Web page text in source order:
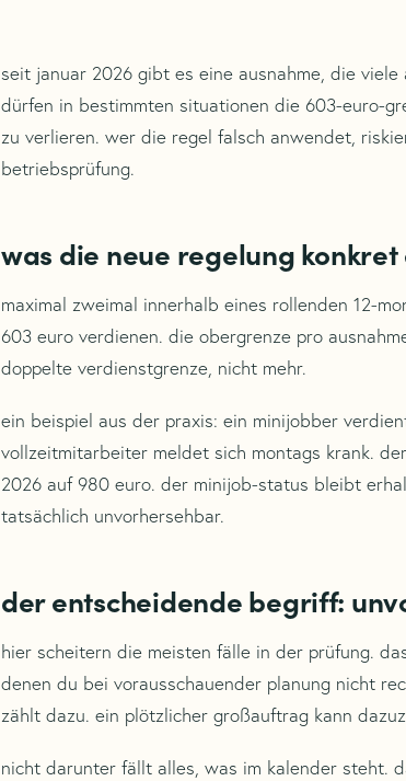
seit januar 2026 gibt es eine ausnahme, die
dürfen in bestimmten situationen die 603-euro-
zu verlieren. wer die regel falsch anwendet,
betriebsprüfung.
was die neue regelung
maximal zweimal innerhalb eines rollenden 12-
603 euro verdienen. die obergrenze pro
doppelte verdienstgrenze, nicht mehr.
ein beispiel aus der praxis: ein minijobber
vollzeitmitarbeiter meldet sich montags krank.
2026 auf 980 euro. der minijob-status bleibt
tatsächlich unvorhersehbar.
der entscheidende begriff:
hier scheitern die meisten fälle in der prüfung.
denen du bei vorausschauender planung nicht
zählt dazu. ein plötzlicher großauftrag kann
nicht darunter fällt alles, was im kalender steht.